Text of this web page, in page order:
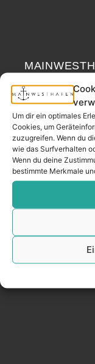
Um dir ein optimales
Cookies, um
zuzugreifen. Wenn du
wie das Surfverhalten
Wenn du deine
bestimmte Merkmale
IMMOBILIEN
Ihr
aus der
– seit 2017.